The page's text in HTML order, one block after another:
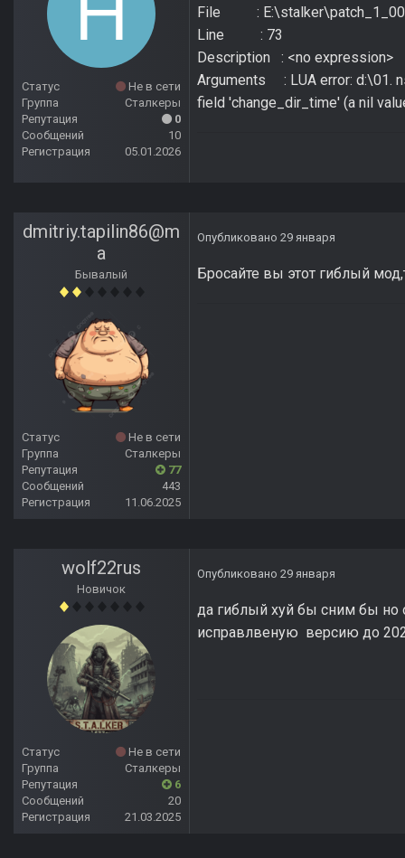
Статус
Не в сети
Группа
Сталкеры
Репутация
0
Сообщений
10
Регистрация
05.01.2026
File :
Line : 73
Description : <no expression>
Arguments : LUA error: d:\01.
field 'change_dir_time' (a nil
dmitriy.tapilin86@m
a
Бывалый
Статус
Не в сети
Группа
Сталкеры
Репутация
77
Сообщений
443
Регистрация
11.06.2025
Опубликовано 29 января
Бросайте вы этот гиблый
wolf22rus
Новичок
Статус
Не в сети
Группа
Сталкеры
Репутация
6
Сообщений
20
Регистрация
21.03.2025
Опубликовано 29 января
да гиблый хуй бы сним бы но
исправлвеную версию до